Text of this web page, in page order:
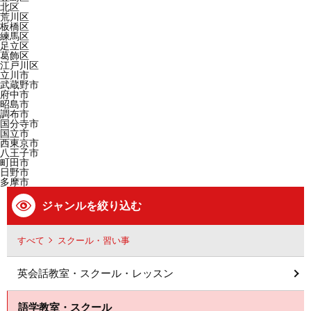
北区
荒川区
板橋区
練馬区
足立区
葛飾区
江戸川区
立川市
武蔵野市
府中市
昭島市
調布市
国分寺市
国立市
西東京市
八王子市
町田市
日野市
多摩市
ジャンルを絞り込む
すべて スクール・習い事
英会話教室・スクール・レッスン
語学教室・スクール